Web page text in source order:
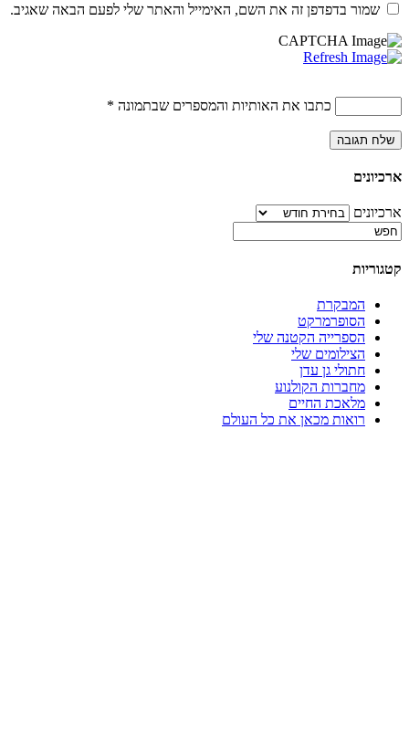
שמור בדפדפן זה את השם, האימייל והאתר שלי לפעם הבאה שאגיב.
כתבו את האותיות והמספרים שבתמונה *
ארכיונים
ארכיונים
קטגוריות
המבקרת
הסופרמרקט
הספרייה הקטנה שלי
הצילומים שלי
חתולי גן עדן
מחברות הקולנוע
מלאכת החיים
רואות מכאן את כל העולם